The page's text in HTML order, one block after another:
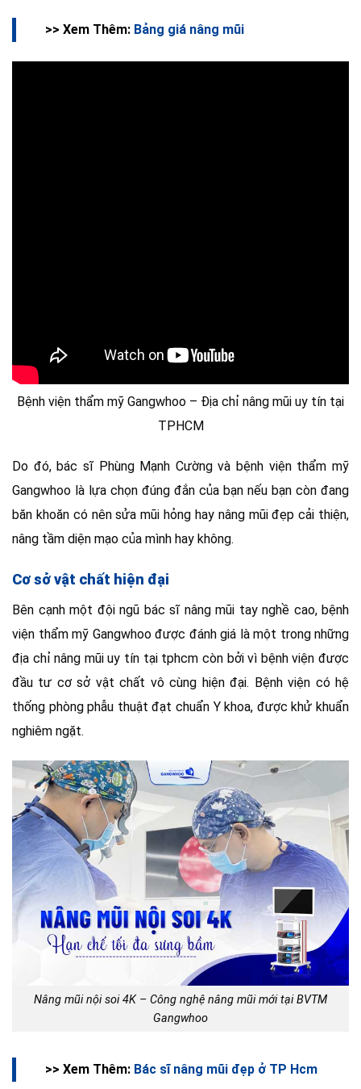
>> Xem Thêm: Bảng giá nâng mũi
Bệnh viện thẩm mỹ Gangwhoo – Địa chỉ nâng mũi uy tín tại
TPHCM
Do đó, bác sĩ Phùng Mạnh Cường và bệnh viện thẩm mỹ
Gangwhoo là lựa chọn đúng đắn của bạn nếu bạn còn đang
băn khoăn có nên sửa mũi hỏng hay nâng mũi đẹp cải thiện,
nâng tầm diện mạo của mình hay không.
Cơ sở vật chất hiện đại
Bên cạnh một đội ngũ bác sĩ nâng mũi tay nghề cao, bệnh
viện thẩm mỹ Gangwhoo được đánh giá là một trong những
địa chỉ nâng mũi uy tín tại tphcm còn bởi vì bệnh viện được
đầu tư cơ sở vật chất vô cùng hiện đại. Bệnh viện có hệ
thống phòng phẫu thuật đạt chuẩn Y khoa, được khử khuẩn
nghiêm ngặt.
Nâng mũi nội soi 4K – Công nghệ nâng mũi mới tại BVTM
Gangwhoo
>> Xem Thêm: Bác sĩ nâng mũi đẹp ở TP Hcm